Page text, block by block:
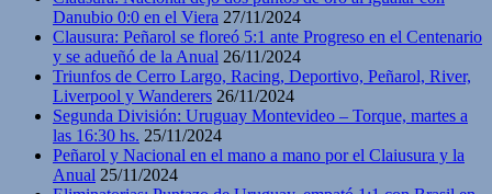
Danubio 0:0 en el Viera 27/11/2024
Clausura: Peñarol se floreó 5:1 ante Progreso en el Centenario
y se adueñó de la Anual 26/11/2024
Triunfos de Cerro Largo, Racing, Deportivo, Peñarol, River,
Liverpool y Wanderers 26/11/2024
Segunda División: Uruguay Montevideo – Torque, martes a
las 16:30 hs. 25/11/2024
Peñarol y Nacional en el mano a mano por el Claiusura y la
Anual 25/11/2024